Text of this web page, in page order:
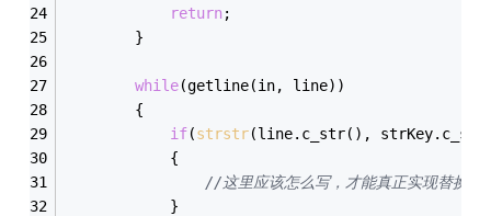
return;
		}
while(getline(in, line))
		{
if(strstr(line.c_str(),
			{
//这里应该怎么写，才能真正实现替换？
			}